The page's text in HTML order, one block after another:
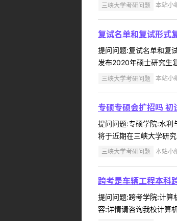
三峡大学考研问题 本站小
复试名单和复试形式
提问问题:复试名单和复
发布2020年硕士研究生
三峡大学考研问题 本站小
专硕专硕会扩招吗 初
提问问题:专硕学院:水
将于近期在三峡大学研
三峡大学考研问题 本站小
跨考是车辆工程本科
提问问题:跨考学院:计
容:详情请咨询我校计算